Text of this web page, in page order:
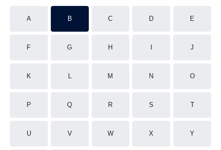
A B C D E
F G H J
K L M N O
P Q R S T
U V W X Y